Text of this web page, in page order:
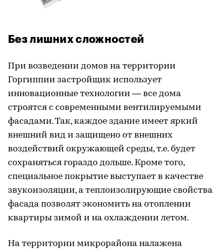
Без лишних сложностей
При возведении домов на территории
Горгиппии застройщик использует
инновационные технологии — все дома
строятся с современными вентилируемыми
фасадами. Так, каждое здание имеет яркий
внешний вид и защищено от внешних
воздействий окружающей среды, т.е. будет
сохраняться гораздо дольше. Кроме того,
специальное покрытие выступает в качестве
звукоизоляции, а теплоизолирующие свойства
фасада позволят экономить на отоплении
квартиры зимой и на охлаждении летом.
На территории микрорайона налажена